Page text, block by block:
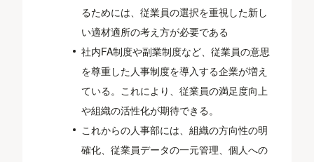
るためには、従業員の選択を重視した新し
い適材適所の考え方が必要である
社内FA制度や副業制度など、従業員の意思
を尊重した人事制度を導入する企業が増え
ている。これにより、従業員の満足度向上
や組織の活性化が期待できる。
これからの人事部には、組織の方向性の明
確化、従業員データの一元管理、個人への